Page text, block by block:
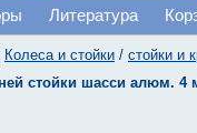
Литература
Колеса и стойки / стойки и
стойки шасси алюм. 4